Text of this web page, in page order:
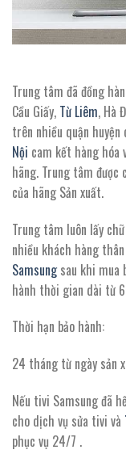
Trung tâm đã đồng
Cầu Giấy, Từ Liêm, Hà
trên nhiều quận huyện
Nội cam kết hàng
hãng. Trung tâm được
của hãng Sản xuất.
Trung tâm luôn lấy
nhiều khách hàng
Samsungsau khi mua
hành thời gian dài từ
Thời hạn bảo hành:
24 tháng từ ngày sản
Nếu tivi Samsung đã
cho dịch vụ sửa tivi và
phục vụ 24/7 .